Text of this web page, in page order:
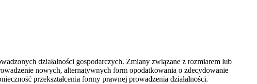
działalności gospodarczych. Zmiany związane z rozmiarem lub
nowych, alternatywnych form opodatkowania o zdecydowanie
przekształcenia formy prawnej prowadzenia działalności.